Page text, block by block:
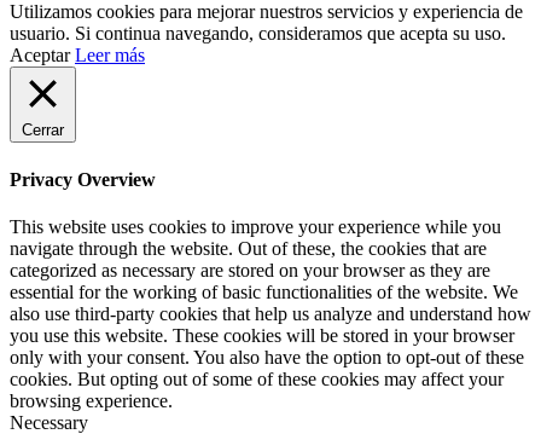
Utilizamos cookies para mejorar nuestros servicios y experiencia de
usuario. Si continua navegando, consideramos que acepta su uso.
Aceptar Leer más
Cerrar
Privacy Overview
This website uses cookies to improve your experience while you
navigate through the website. Out of these, the cookies that are
categorized as necessary are stored on your browser as they are
essential for the working of basic functionalities of the website. We
also use third-party cookies that help us analyze and understand how
you use this website. These cookies will be stored in your browser
only with your consent. You also have the option to opt-out of these
cookies. But opting out of some of these cookies may affect your
browsing experience.
Necessary